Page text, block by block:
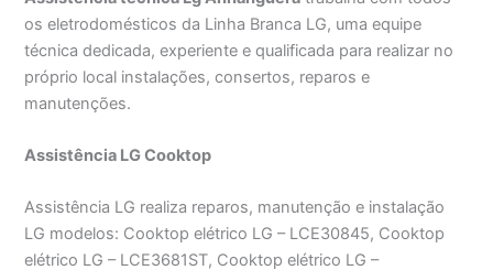
os eletrodomésticos da Linha Branca LG, uma equipe
técnica dedicada, experiente e qualificada para realizar no
próprio local instalações, consertos, reparos e
manutenções.
Assistência LG Cooktop
Assistência LG realiza reparos, manutenção e instalação
LG modelos: Cooktop elétrico LG – LCE30845, Cooktop
elétrico LG – LCE3681ST, Cooktop elétrico LG –